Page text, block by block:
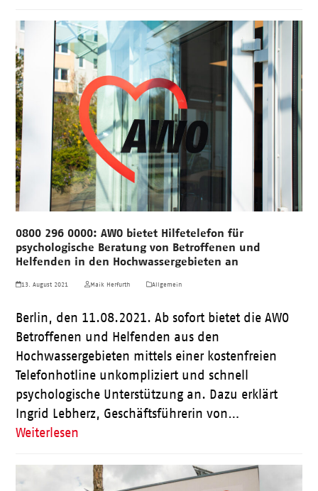
0800 296 0000: AWO bietet Hilfetelefon für
psychologische Beratung von Betroffenen und
Helfenden in den Hochwassergebieten an
13. August 2021 Maik Herfurth Allgemein
Berlin, den 11.08.2021. Ab sofort bietet die AWO
Betroffenen und Helfenden aus den
Hochwassergebieten mittels einer kostenfreien
Telefonhotline unkompliziert und schnell
psychologische Unterstützung an. Dazu erklärt
Ingrid Lebherz, Geschäftsführerin von…
Weiterlesen